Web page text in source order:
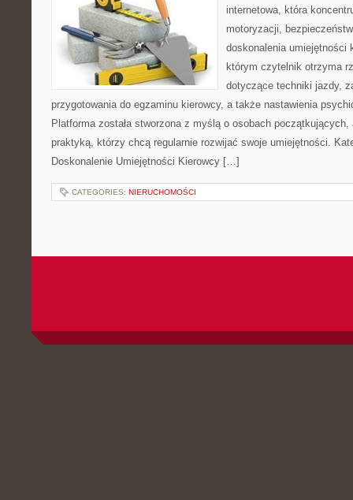
internetowa, która
motoryzacji,
doskonalenia umiejętności
którym czytelnik otrzyma
dotyczące techniki jazdy,
przygotowania do egzaminu kierowcy, a także nastawienia
Platforma została stworzona z myślą o osobach
praktyką, którzy chcą regularnie rozwijać swoje umiejętności.
Doskonalenie Umiejętności Kierowcy […]
CATEGORIES: NIERUCHOMOŚCI